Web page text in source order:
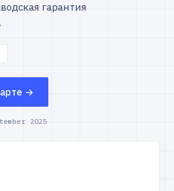
гарантия
→
2025